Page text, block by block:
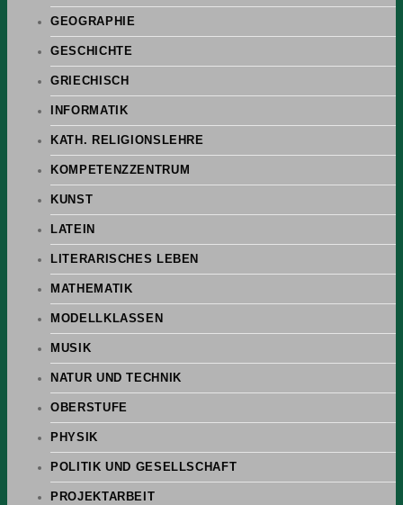
GEOGRAPHIE
GESCHICHTE
GRIECHISCH
INFORMATIK
KATH. RELIGIONSLEHRE
KOMPETENZZENTRUM
KUNST
LATEIN
LITERARISCHES LEBEN
MATHEMATIK
MODELLKLASSEN
MUSIK
NATUR UND TECHNIK
OBERSTUFE
PHYSIK
POLITIK UND GESELLSCHAFT
PROJEKTARBEIT